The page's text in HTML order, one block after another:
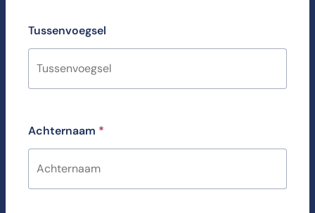
Tussenvoegsel
Achternaam *